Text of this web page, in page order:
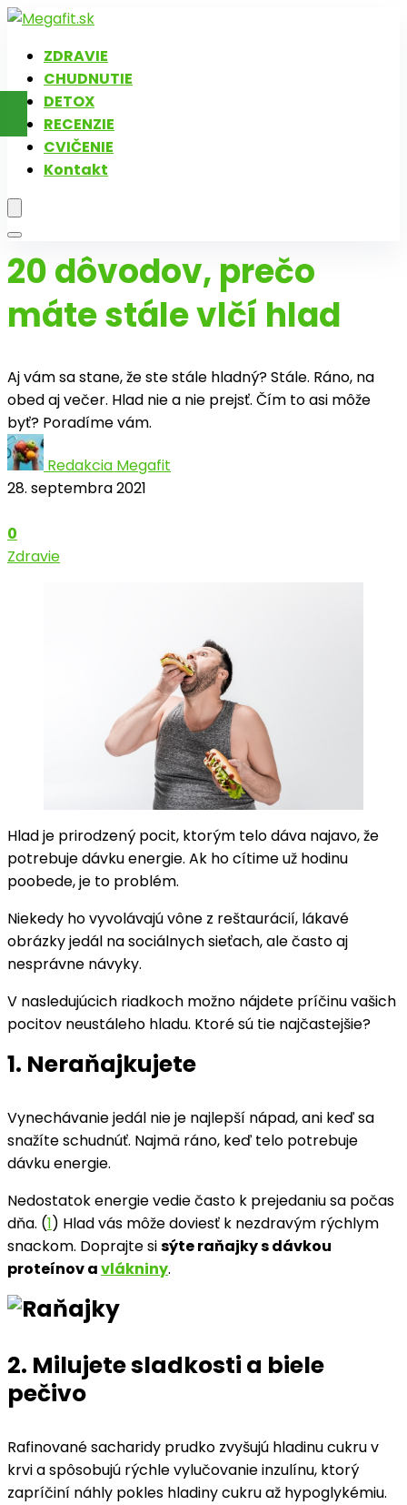
ZDRAVIE
CHUDNUTIE
DETOX
RECENZIE
CVIČENIE
Kontakt
20 dôvodov, prečo
máte stále vlčí hlad
Aj vám sa stane, že ste stále hladný? Stále. Ráno, na
obed aj večer. Hlad nie a nie prejsť. Čím to asi môže
byť? Poradíme vám.
Redakcia Megafit
28. septembra 2021
0
Zdravie
Hlad je prirodzený pocit, ktorým telo dáva najavo, že
potrebuje dávku energie. Ak ho cítime už hodinu
poobede, je to problém.
Niekedy ho vyvolávajú vône z reštaurácií, lákavé
obrázky jedál na sociálnych sieťach, ale často aj
nesprávne návyky.
V nasledujúcich riadkoch možno nájdete príčinu vašich
pocitov neustáleho hladu. Ktoré sú tie najčastejšie?
1. Neraňajkujete
Vynechávanie jedál nie je najlepší nápad, ani keď sa
snažíte schudnúť. Najmä ráno, keď telo potrebuje
dávku energie.
Nedostatok energie vedie často k prejedaniu sa počas
dňa. (1) Hlad vás môže doviesť k nezdravým rýchlym
snackom. Doprajte sisýte raňajky s dávkou
proteínov avlákniny.
2. Milujete sladkosti a biele
pečivo
Rafinované sacharidy prudko zvyšujú hladinu cukru v
krvi a spôsobujú rýchle vylučovanie inzulínu, ktorý
zapríčiní náhly pokles hladiny cukru až hypoglykémiu.